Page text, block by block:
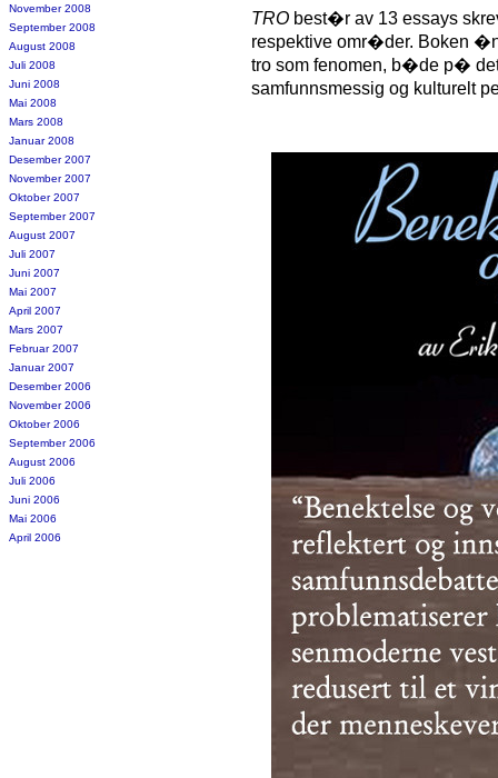
November 2008
September 2008
August 2008
Juli 2008
Juni 2008
Mai 2008
Mars 2008
Januar 2008
Desember 2007
November 2007
Oktober 2007
September 2007
August 2007
Juli 2007
Juni 2007
Mai 2007
April 2007
Mars 2007
Februar 2007
Januar 2007
Desember 2006
November 2006
Oktober 2006
September 2006
August 2006
Juli 2006
Juni 2006
Mai 2006
April 2006
TRO best�r av 13 essays
respektive omr�der. Boken
tro som fenomen, b�de p�
samfunnsmessig og kulturelt